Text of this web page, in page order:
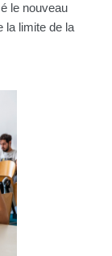
le nouveau
la limite de la